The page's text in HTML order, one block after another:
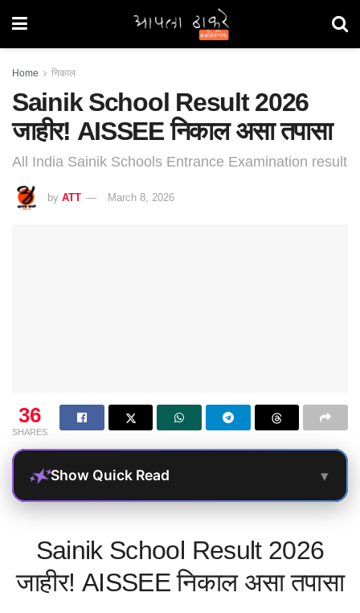
Home निकाल
Sainik School Result 2026
जाहीर! AISSEE निकाल असा तपासा
All India Sainik Schools Entrance Examination result
by ATT March 8, 2026
36
SHARES
Show Quick Read ▾
Sainik School Result 2026
जाहीर! AISSEE निकाल असा तपासा